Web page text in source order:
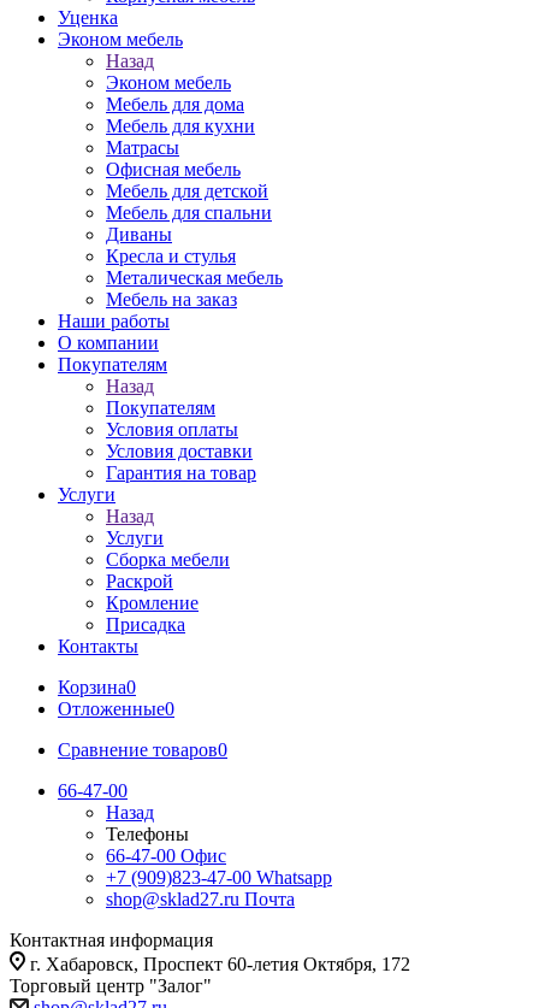
Уценка
Эконом мебель
Назад
Эконом мебель
Мебель для дома
Мебель для кухни
Матрасы
Офисная мебель
Мебель для детской
Мебель для спальни
Диваны
Кресла и стулья
Металическая мебель
Мебель на заказ
Наши работы
О компании
Покупателям
Назад
Покупателям
Условия оплаты
Условия доставки
Гарантия на товар
Услуги
Назад
Услуги
Сборка мебели
Раскрой
Кромление
Присадка
Контакты
Корзина0
Отложенные0
Сравнение товаров0
66-47-00
Назад
Телефоны
66-47-00 Офис
+7 (909)823-47-00 Whatsapp
shop@sklad27.ru Почта
Контактная информация
г. Хабаровск, Проспект 60-летия Октября, 172
Торговый центр "Залог"